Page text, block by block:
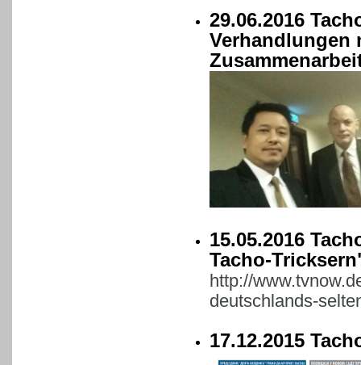
29.06.2016
Verhandlungen
15.05.2016
Tacho-
http://
deutschlands-
17.12.2015